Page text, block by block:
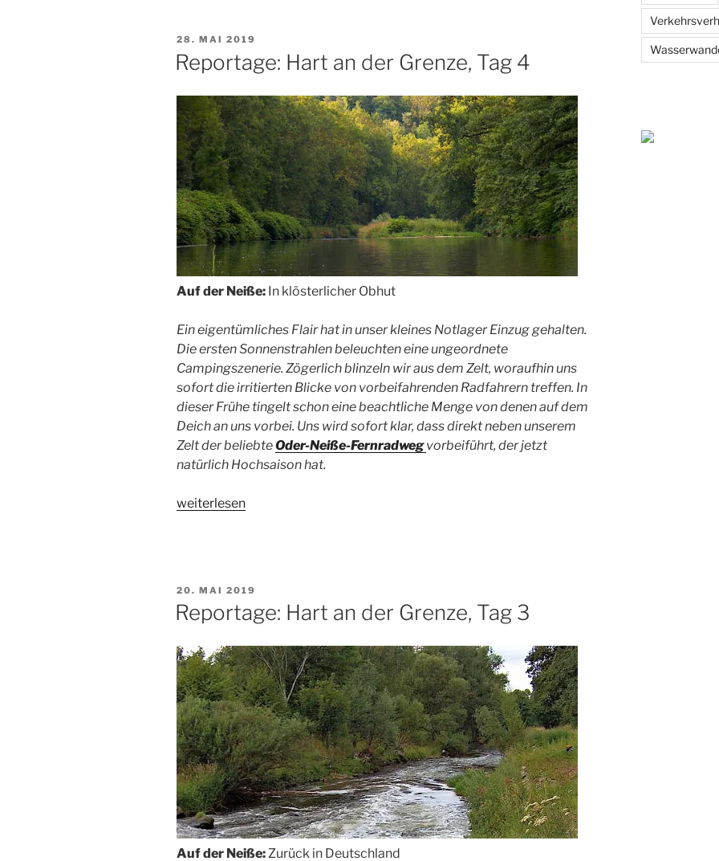
5“
VERÖFFENTLICHT
AM
28. MAI 2019
Reportage: Hart an der Grenze, Tag 4
Auf der Neiße: In klösterlicher Obhut
Ein eigentümliches Flair hat in unser kleines Notlager Einzug gehalten.
Die ersten Sonnenstrahlen beleuchten eine ungeordnete
Campingszenerie. Zögerlich blinzeln wir aus dem Zelt, woraufhin uns
sofort die irritierten Blicke von vorbeifahrenden Radfahrern treffen. In
dieser Frühe tingelt schon eine beachtliche Menge von denen auf dem
Deich an uns vorbei. Uns wird sofort klar, dass direkt neben unserem
Zelt der beliebteOder-Neiße-Fernradwegvorbeiführt, der jetzt
natürlich Hochsaison hat.
„Reportage:
Tag
4“
weiterlesen
VERÖFFENTLICHT
AM
20. MAI 2019
Reportage: Hart an der Grenze, Tag 3
Auf der Neiße: Zurück in Deutschland